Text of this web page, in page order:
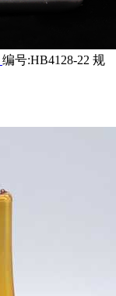
编号:HB4128-22 规